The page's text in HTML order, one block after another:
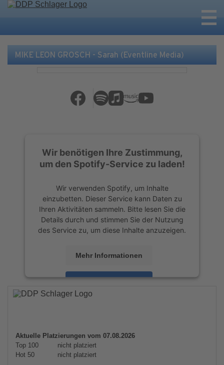
MIKE LEON GROSCH - Sarah (Eventline Media)
Wir benötigen Ihre Zustimmung,
um den Spotify-Service zu laden!
Wir verwenden Spotify, um Inhalte
einzubetten. Dieser Service kann Daten zu
Ihren Aktivitäten sammeln. Bitte lesen Sie die
Details durch und stimmen Sie der Nutzung
des Service zu, um diese Inhalte anzuzeigen.
Mehr Informationen
Akzeptieren
powered by
Aktuelle Platzierungen vom 07.08.2026
Top 100
nicht platziert
Hot 50
nicht platziert